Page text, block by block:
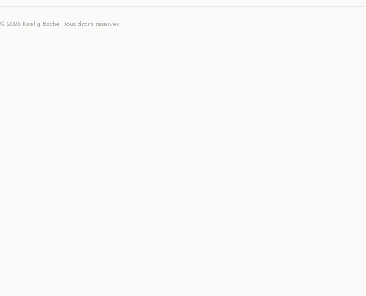
© 2026 Kaëlig Boché. Tous droits réservés.